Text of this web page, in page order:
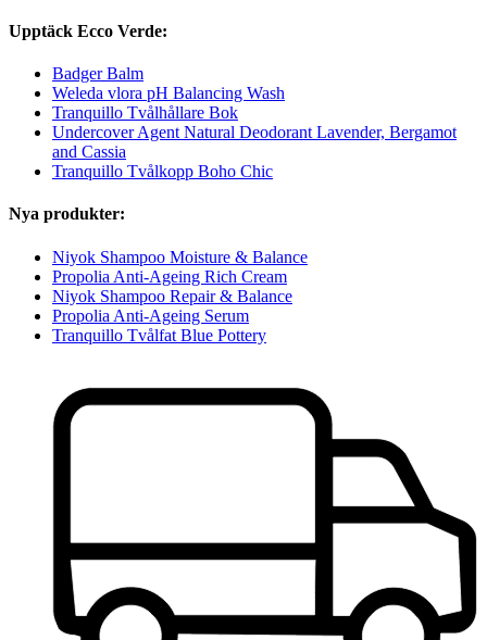
Upptäck Ecco Verde:
Badger Balm
Weleda vlora pH Balancing Wash
Tranquillo Tvålhållare Bok
Undercover Agent Natural Deodorant Lavender, Bergamot
and Cassia
Tranquillo Tvålkopp Boho Chic
Nya produkter:
Niyok Shampoo Moisture & Balance
Propolia Anti-Ageing Rich Cream
Niyok Shampoo Repair & Balance
Propolia Anti-Ageing Serum
Tranquillo Tvålfat Blue Pottery